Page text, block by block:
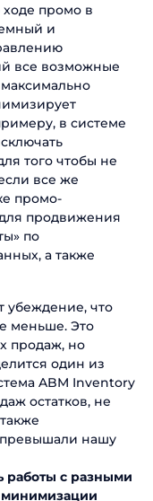
ходе промо в
и
все возможные
максимально
в системе
того чтобы не
все же
промо-
продвижения
по
а также
убеждение, что
меньше. Это
продаж, но
один из
ABM Inventory
остатков, не
превышали нашу
работы с разными
минимизации